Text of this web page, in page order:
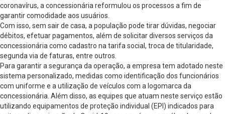
coronavírus, a concessionária reformulou os processos a fim de
garantir comodidade aos usuários.
Com isso, sem sair de casa, a população pode tirar dúvidas, negociar
débitos, efetuar pagamentos, além de solicitar diversos serviços da
concessionária como cadastro na tarifa social, troca de titularidade,
segunda via de faturas, entre outros.
Para garantir a segurança da operação, a empresa tem adotado neste
sistema personalizado, medidas como identificação dos funcionários
com uniforme e a utilização de veículos com a logomarca da
concessionária. Além disso, as equipes que atuam neste serviço estão
utilizando equipamentos de proteção individual (EPI) indicados para